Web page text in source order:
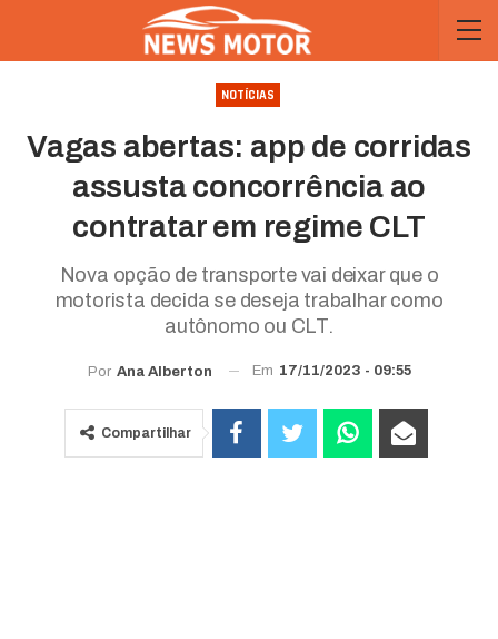
NOTÍCIAS
Vagas abertas: app de corridas
assusta concorrência ao
contratar em regime CLT
Nova opção de transporte vai deixar que o
motorista decida se deseja trabalhar como
autônomo ou CLT.
Por Ana Alberton Em 17/11/2023 - 09:55
Compartilhar